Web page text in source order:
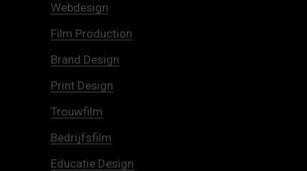
Webdesign
Film Production
Brand Design
Print Design
Trouwfilm
Bedrijfsfilm
Educatie Design